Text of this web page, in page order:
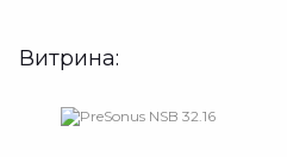
Витрина: